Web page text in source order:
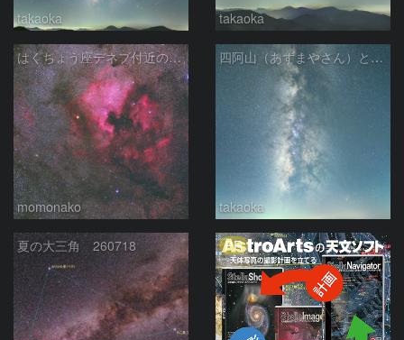
takaoka takaoka
はくちょう座デネブ付近の空域 260720
momonako
四阿山（あずまやさん）と立ち昇る夏の銀河
takaoka
夏の大三角 260718 PR